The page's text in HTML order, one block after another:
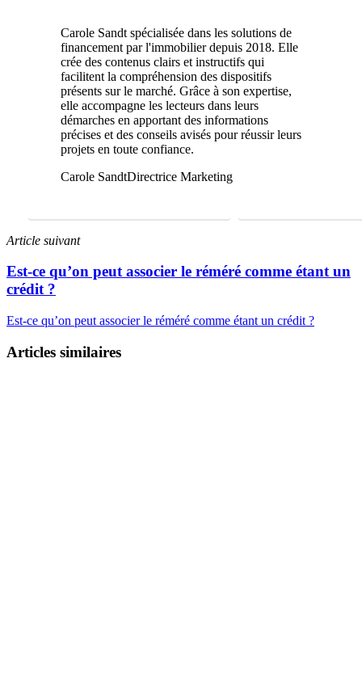
Carole Sandt spécialisée dans les solutions de
financement par l'immobilier depuis 2018. Elle
crée des contenus clairs et instructifs qui
facilitent la compréhension des dispositifs
présents sur le marché. Grâce à son expertise,
elle accompagne les lecteurs dans leurs
démarches en apportant des informations
précises et des conseils avisés pour réussir leurs
projets en toute confiance.
Carole SandtDirectrice Marketing
Article suivant
Est-ce qu’on peut associer le réméré comme étant un
crédit ?
Est-ce qu’on peut associer le réméré comme étant un crédit ?
Articles similaires